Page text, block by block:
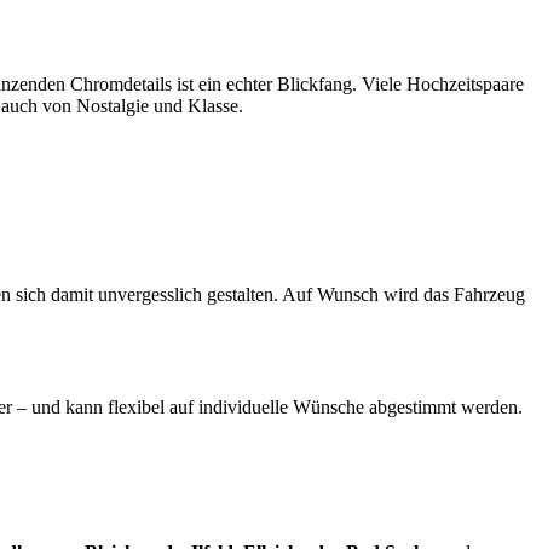
Chromdetails ist ein echter Blickfang. Viele Hochzeitspaare
von Nostalgie und Klasse.
damit unvergesslich gestalten. Auf Wunsch wird das Fahrzeug
– und kann flexibel auf individuelle Wünsche abgestimmt werden.